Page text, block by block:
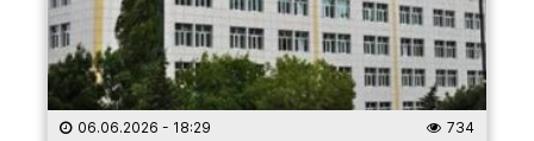
06.06.2026 - 18:29 734